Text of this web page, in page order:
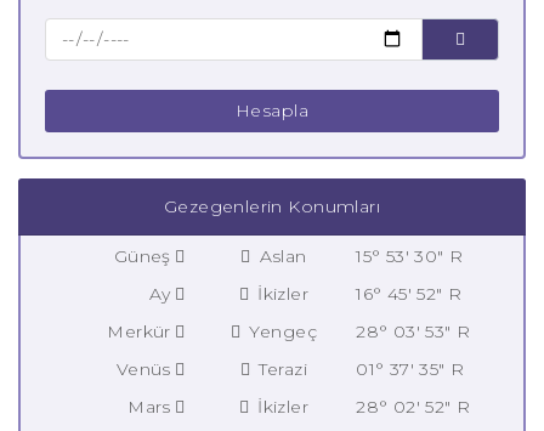
Hesapla
Gezegenlerin Konumları
Güneş Aslan
15° 53' 30" R
Ay
İkizler
16° 45' 52" R
Merkür
Yengeç
28° 03' 53" R
Venüs
Terazi
01° 37' 35" R
Mars
İkizler
28° 02' 52" R